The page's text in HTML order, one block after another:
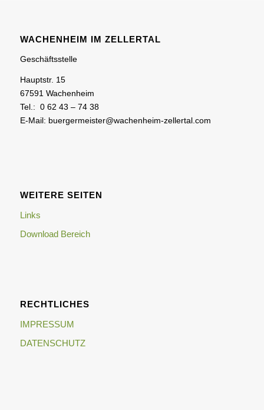
WACHENHEIM IM ZELLERTAL
Geschäftsstelle
Hauptstr. 15
67591 Wachenheim
Tel.: 0 62 43 – 74 38
E-Mail: buergermeister@wachenheim-zellertal.com
WEITERE SEITEN
Links
Download Bereich
RECHTLICHES
IMPRESSUM
DATENSCHUTZ